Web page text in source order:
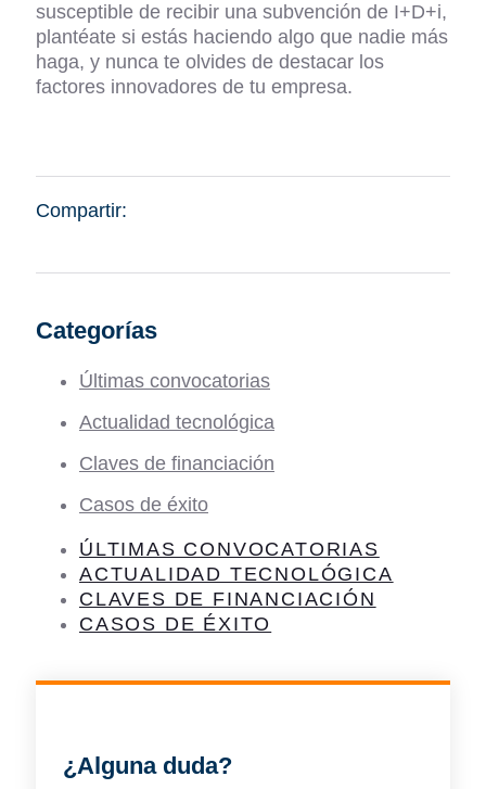
susceptible de recibir una subvención de I+D+i,
plantéate si estás haciendo algo que nadie más
haga, y nunca te olvides de destacar los
factores innovadores de tu empresa.
Compartir:
Categorías
Últimas convocatorias
Actualidad tecnológica
Claves de financiación
Casos de éxito
ÚLTIMAS CONVOCATORIAS
ACTUALIDAD TECNOLÓGICA
CLAVES DE FINANCIACIÓN
CASOS DE ÉXITO
¿Alguna duda?